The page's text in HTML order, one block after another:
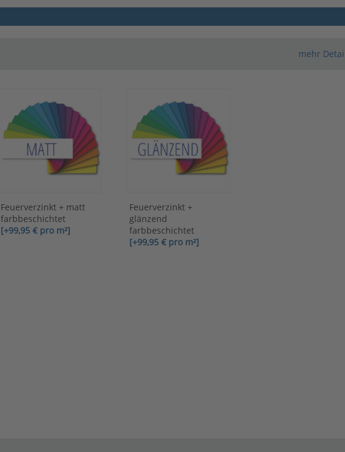
mehr
Feuerverzinkt + matt
farbbeschichtet
[+99,95 € pro m²]
Feuerverzinkt +
glänzend
farbbeschichtet
[+99,95 € pro m²]